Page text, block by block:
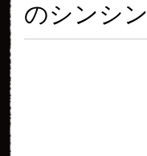
のシンシン